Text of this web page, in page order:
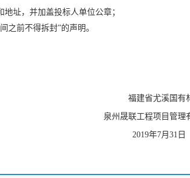
地址，并加盖投标人单位公章；
之前不得拆封”的声明。
福建省尤溪国有
泉州晟联工程项目管理
2019年7月 31 日